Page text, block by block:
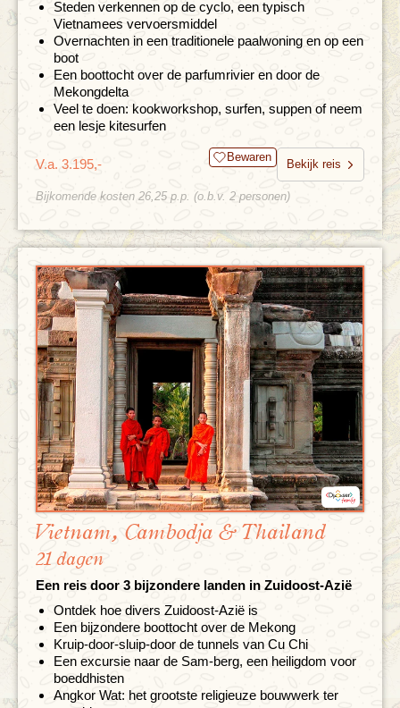
Steden verkennen op de cyclo, een typisch
Vietnamees vervoersmiddel
Overnachten in een traditionele paalwoning en op een
boot
Een boottocht over de parfumrivier en door de
Mekongdelta
Veel te doen: kookworkshop, surfen, suppen of neem
een lesje kitesurfen
V.a. 3.195,- Bewaren
Bekijk reis
Bijkomende kosten 26,25 p.p. (o.b.v. 2 personen)
Vietnam, Cambodja & Thailand
21 dagen
Een reis door 3 bijzondere landen in Zuidoost-Azië
Ontdek hoe divers Zuidoost-Azië is
Een bijzondere boottocht over de Mekong
Kruip-door-sluip-door de tunnels van Cu Chi
Een excursie naar de Sam-berg, een heiligdom voor
boeddhisten
Angkor Wat: het grootste religieuze bouwwerk ter